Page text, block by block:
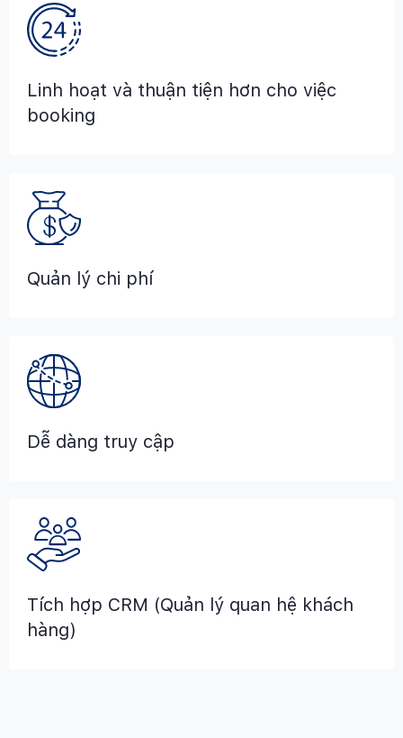
Linh hoạt và thuận tiện hơn cho việc
booking
Quản lý chi phí
Dễ dàng truy cập
Tích hợp CRM (Quản lý quan hệ khách
hàng)